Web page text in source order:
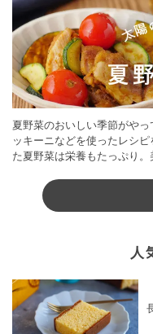
夏野菜のおいしい季節がや
ッキーニなどを使ったレシ
た夏野菜は栄養もたっぷり
人